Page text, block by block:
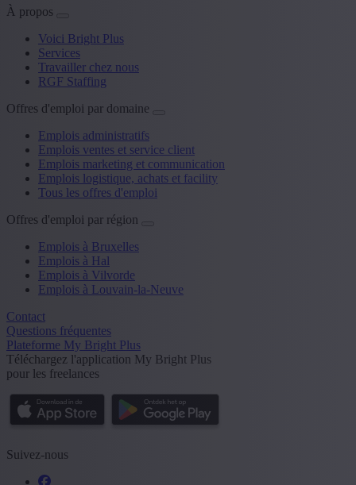
À propos
Voici Bright Plus
Services
Travailler chez nous
RGF Staffing
Offres d'emploi par domaine
Emplois administratifs
Emplois ventes et service client
Emplois marketing et communication
Emplois logistique, achats et facility
Tous les offres d'emploi
Offres d'emploi par région
Emplois à Bruxelles
Emplois à Hal
Emplois à Vilvorde
Emplois à Louvain-la-Neuve
Contact
Questions fréquentes
Plateforme My Bright Plus
Téléchargez l'application My Bright Plus
pour les freelances
Suivez-nous